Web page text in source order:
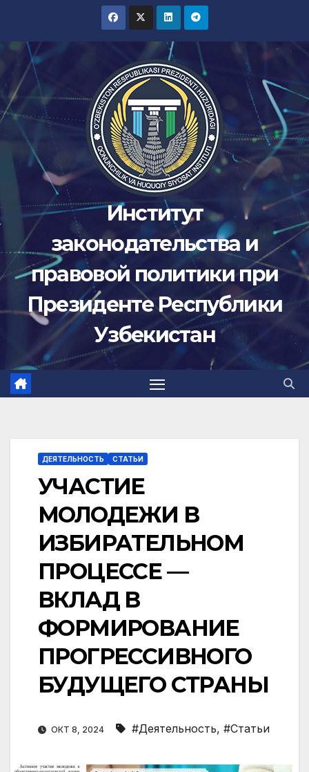
содержимому
Институт
законодательства и
правовой политики при
Президенте Республики
Узбекистан
ДЕЯТЕЛЬНОСТЬ СТАТЬИ
УЧАСТИЕ
МОЛОДЕЖИ В
ИЗБИРАТЕЛЬНОМ
ПРОЦЕССЕ —
ВКЛАД В
ФОРМИРОВАНИЕ
ПРОГРЕССИВНОГО
БУДУЩЕГО СТРАНЫ
ОКТ 8, 2024 #Деятельность, #Статьи